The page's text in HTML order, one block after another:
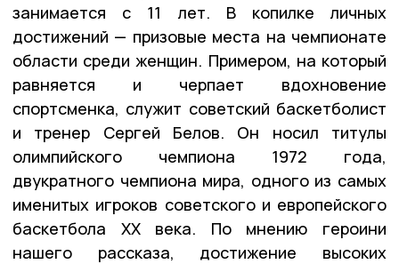
занимается с 11 лет. В копилке личных
достижений — призовые места на чемпионате
области среди женщин. Примером, на который
равняется и черпает вдохновение
спортсменка, служит советский баскетболист
и тренер Сергей Белов. Он носил титулы
олимпийского чемпиона 1972 года,
двукратного чемпиона мира, одного из самых
именитых игроков советского и европейского
баскетбола XX века. По мнению героини
нашего рассказа, достижение высоких